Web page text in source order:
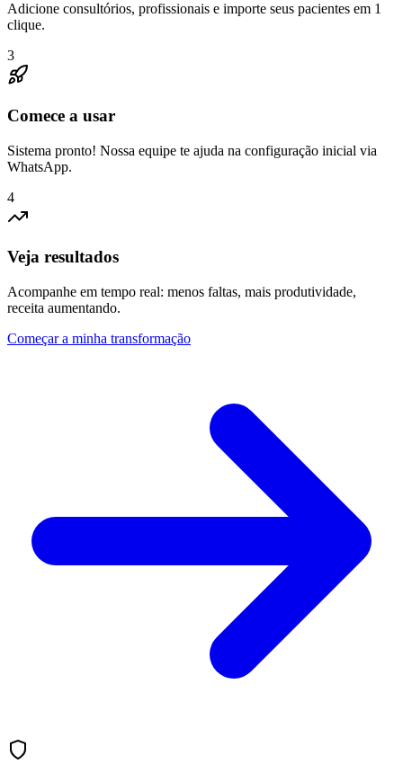
Adicione consultórios, profissionais e importe seus pacientes em 1
clique.
3
Comece a usar
Sistema pronto! Nossa equipe te ajuda na configuração inicial via
WhatsApp.
4
Veja resultados
Acompanhe em tempo real: menos faltas, mais produtividade,
receita aumentando.
Começar a minha transformação